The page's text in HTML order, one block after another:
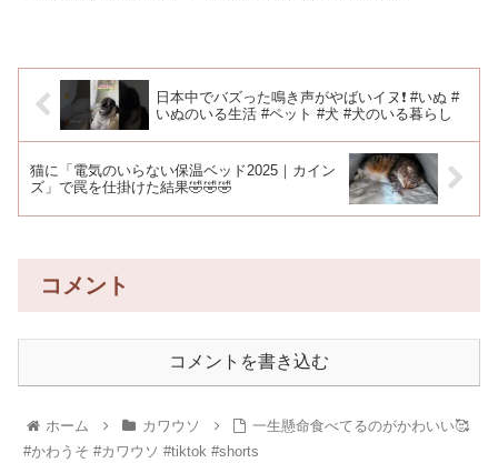
日本中でバズった鳴き声がやばいイヌ❗️ #いぬ #
いぬのいる生活 #ペット #犬 #犬のいる暮らし
猫に「電気のいらない保温ベッド2025｜カイン
ズ」で罠を仕掛けた結果🤣🤣🤣
コメント
コメントを書き込む
ホーム カワウソ
一生懸命食べてるのがかわいい🥰
#かわうそ #カワウソ #tiktok #shorts